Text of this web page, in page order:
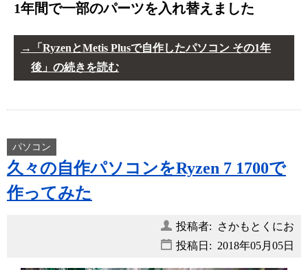
1年間で一部のパーツを入れ替えました
「RyzenとMetis Plusで自作したパソコン その1年
後」の続きを読む
パソコン
久々の自作パソコンをRyzen 7 1700で
作ってみた
投稿者: さかもとくにお
投稿日: 2018年05月05日